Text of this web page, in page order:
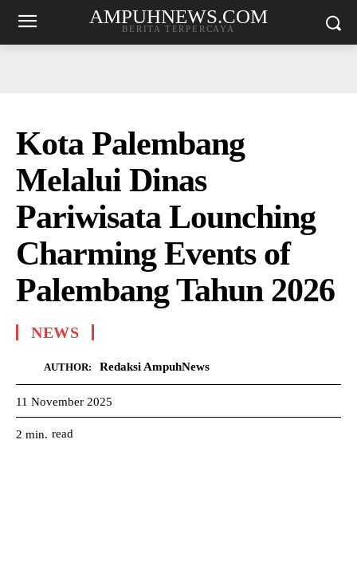
AMPUHNEWS.COM
BERITA TERPERCAYA
Kota Palembang
Melalui Dinas
Pariwisata Lounching
Charming Events of
Palembang Tahun 2026
NEWS
AUTHOR: Redaksi AmpuhNews
11 November 2025
2 min. read